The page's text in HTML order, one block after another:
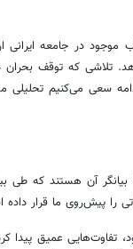
در جامعه ایرانی
تلاشی که توقف بحران
سعی می‌کنیم تحلیلی
بیانگر آن هستند که
را پیش‌روی ما قرار
عمیق پیدا